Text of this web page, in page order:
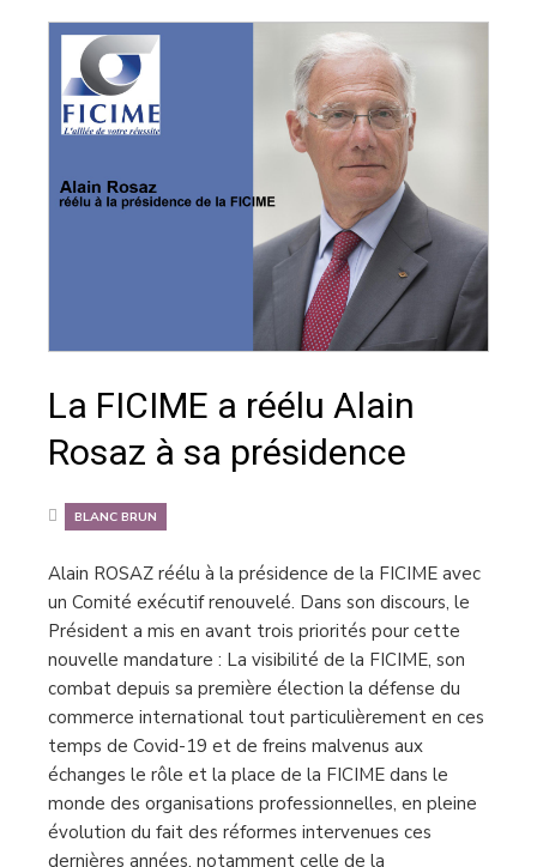
La FICIME a réélu Alain
Rosaz à sa présidence
BLANC BRUN
Alain ROSAZ réélu à la présidence de la FICIME avec
un Comité exécutif renouvelé. Dans son discours, le
Président a mis en avant trois priorités pour cette
nouvelle mandature : La visibilité de la FICIME, son
combat depuis sa première élection la défense du
commerce international tout particulièrement en ces
temps de Covid-19 et de freins malvenus aux
échanges le rôle et la place de la FICIME dans le
monde des organisations professionnelles, en pleine
évolution du fait des réformes intervenues ces
dernières années, notamment celle de la